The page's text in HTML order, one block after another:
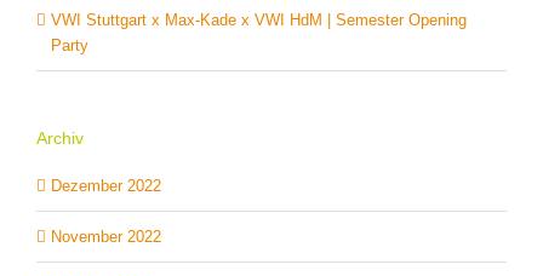
VWI Stuttgart x Max-Kade x VWI HdM | Semester Opening
Party
Archiv
Dezember 2022
November 2022